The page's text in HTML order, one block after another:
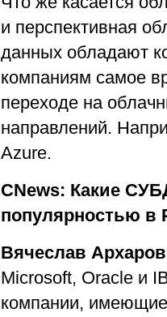
и перспективная
данных обладают
компаниям самое
переходе на
направлений.
Azure.
CNews: Какие
популярностью в
Вячеслав
Microsoft, Oracle и
компании,